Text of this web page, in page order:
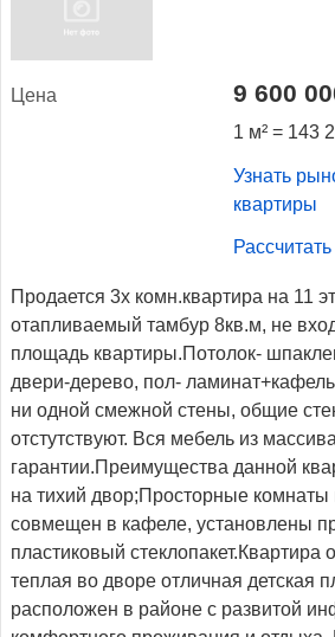
Це­на 9 600
1 м² = 143
Узнать
квартиры
Продается 3х комн.квартира на 11
отапливаемый тамбур 8кв.м, не
площадь квартиры.Потолок-
двери-дерево, пол-
ни одной смежной стены, общие
отстутствуют. Вся мебель из
гарантии.Преимущества данной
на тихий двор;Просторные комнаты
совмещен в кафеле, установлены
пластиковый стеклопакет.Квартира
теплая во дворе отличная детская
расположен в районе с развитой